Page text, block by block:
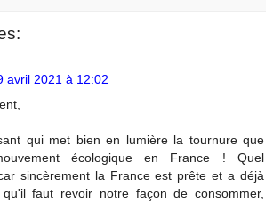
avril 2021 à 12:02
qui met bien en lumière la tournure que
écologique en France ! Quel
sincèrement la France est prête et a déjà
faut revoir notre façon de consommer,